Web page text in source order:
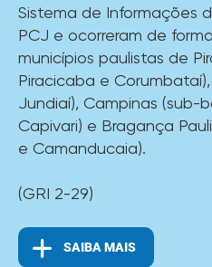
Sistema de Informações
PCJ e ocorreram de
municípios paulistas de
Piracicaba e
Jundiaí), Campinas (sub-
Capivari) e Bragança
e Camanducaia).
(GRI 2-29)
SAIBA MAIS